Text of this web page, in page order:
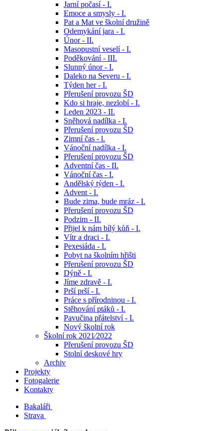
Jarní počasí - I.
Emoce a smysly - I.
Pat a Mat ve školní družině
Odemykání jara - I.
Únor - II.
Masopustní veselí - I.
Poděkování - III.
Slunný únor - I.
Daleko na Severu - I.
Týden her - I.
Přerušení provozu ŠD
Kdo si hraje, nezlobí - I.
Leden 2023 - II.
Sněhová nadílka - I.
Přerušení provozu ŠD
Zimní čas - l.
Vánoční nadílka - I.
Přerušení provozu ŠD
Adventní čas - II.
Vánoční čas - I.
Andělský týden - I.
Advent - I.
Bude zima, bude mráz - I.
Přerušení provozu ŠD
Podzim - II.
Přijel k nám bílý kůň - I.
Vítr a draci - I.
Pexesiáda - I.
Pobyt na školním hřišti
Přerušení provozu ŠD
Dýně - I.
Jíme zdravě - I.
Prší prší - I.
Práce s přírodninou - I.
Stěhování ptáků - I.
Pavučina přátelství - I.
Nový školní rok
Školní rok 2021⁄2022
Přerušení provozu ŠD
Stolní deskové hry
Archiv
Projekty
Fotogalerie
Kontakty
Bakaláři
Strava